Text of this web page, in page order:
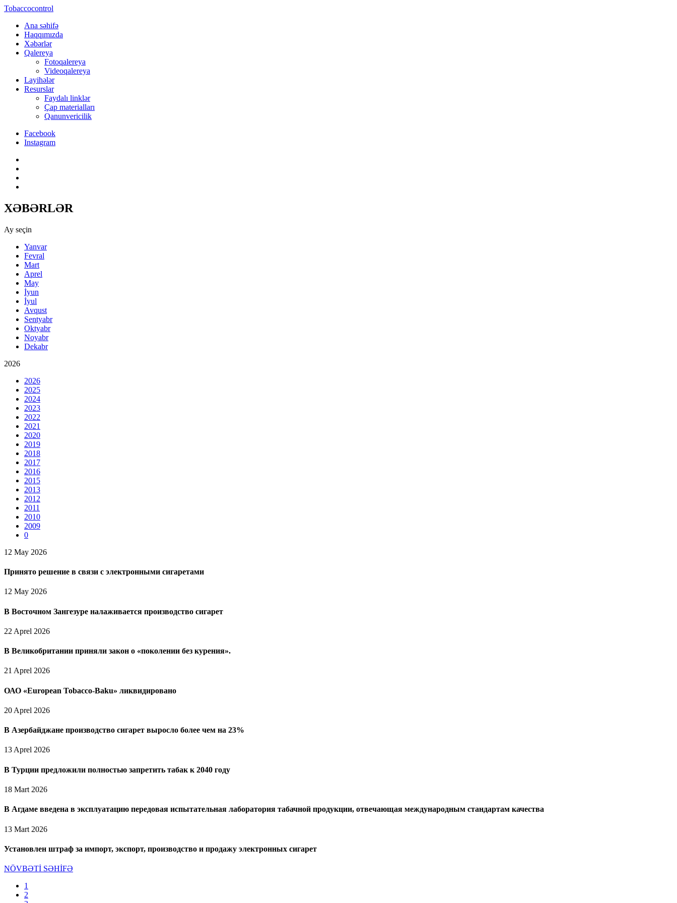
Tobaccocontrol
Ana səhifə
Haqqımızda
Xəbərlər
Qalereya
Fotoqalereya
Videoqalereya
Layihələr
Resurslar
Faydalı linklər
Çap materialları
Qanunvericilik
Facebook
Instagram
XƏBƏRLƏR
Ay seçin
Yanvar
Fevral
Mart
Aprel
May
İyun
İyul
Avqust
Sentyabr
Oktyabr
Noyabr
Dekabr
2026
2026
2025
2024
2023
2022
2021
2020
2019
2018
2017
2016
2015
2013
2012
2011
2010
2009
0
12 May 2026
Принято решение в связи с электронными сигаретами
12 May 2026
В Восточном Зангезуре налаживается производство сигарет
22 Aprel 2026
В Великобритании приняли закон о «поколении без курения».
21 Aprel 2026
ОАО «European Tobacco-Baku» ликвидировано
20 Aprel 2026
В Азербайджане производство сигарет выросло более чем на 23%
13 Aprel 2026
В Турции предложили полностью запретить табак к 2040 году
18 Mart 2026
В Агдаме введена в эксплуатацию передовая испытательная лаборатория табачной продукции, отвечающая международным стандартам качества
13 Mart 2026
Установлен штраф за импорт, экспорт, производство и продажу электронных сигарет
NÖVBƏTİ SƏHİFƏ
1
2